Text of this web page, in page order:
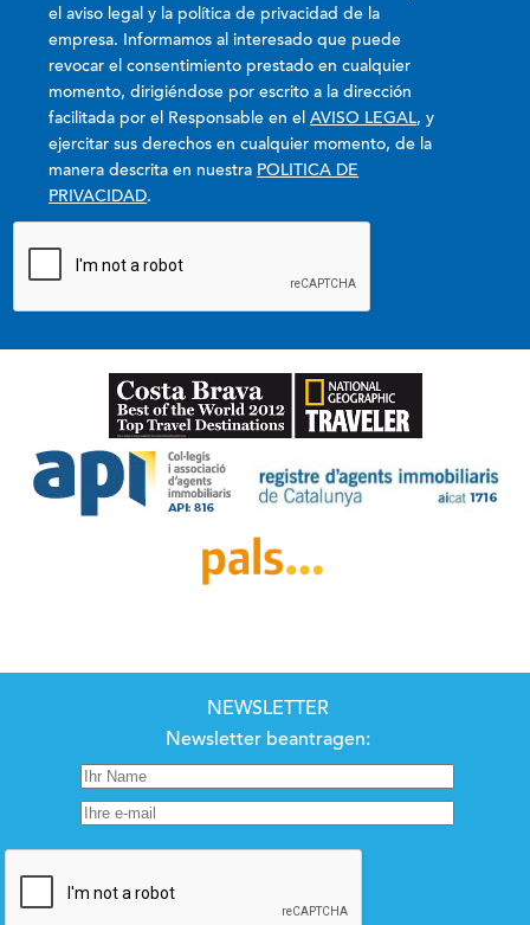
el aviso legal y la política de privacidad de la
empresa. Informamos al interesado que puede
revocar el consentimiento prestado en cualquier
momento, dirigiéndose por escrito a la dirección
facilitada por el Responsable en elAVISO LEGAL, y
ejercitar sus derechos en cualquier momento, de la
manera descrita en nuestra POLITICA DE
PRIVACIDAD.
NEWSLETTER
Newsletter beantragen: